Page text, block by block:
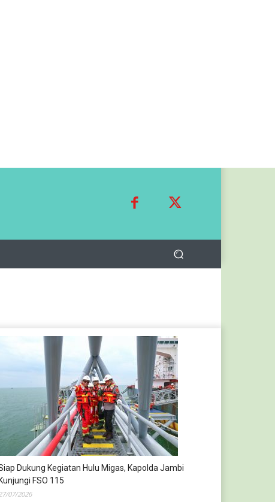
Dukung Kegiatan Hulu Migas, Kapolda Jambi
Kunjungi FSO 115
07/2026